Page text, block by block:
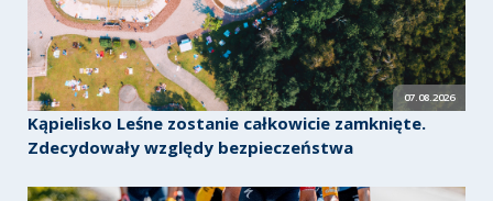
07.08.2026
Kąpielisko Leśne zostanie całkowicie zamknięte.
Zdecydowały względy bezpieczeństwa